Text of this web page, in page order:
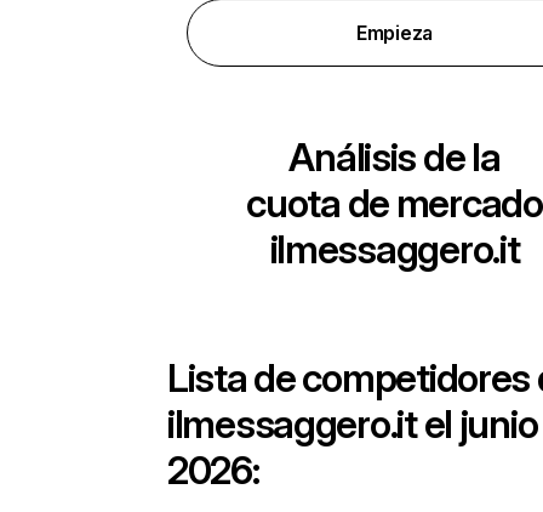
Empieza
Análisis de la
cuota de mercado
ilmessaggero.it
Lista de competidores
ilmessaggero.itel
2026: